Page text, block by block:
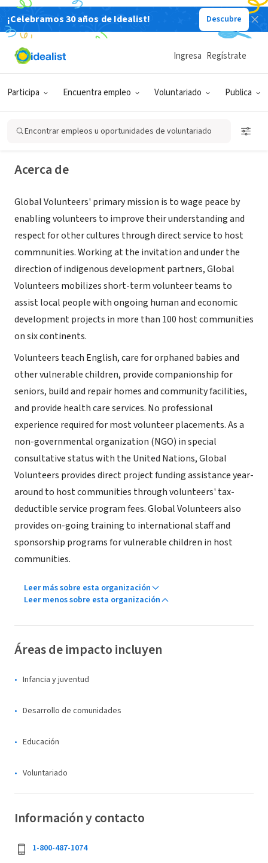
¡Celebramos 30 años de Idealist! Descubre
Participa Encuentra empleo Voluntariado Publica
Ingresa Regístrate
Encontrar empleos u oportunidades de voluntariado
Global Volunteers
St. Paul, MN www.globalvolunteers.org
Acerca de
Global Volunteers' primary mission is to wage peace by
enabling volunteers to improve their understanding and
respect for other cultures through direct service to host
commnunities. Working at the invitation and under the
direction of indigenous development partners, Global
Volunteers mobilizes short-term volunteer teams to
assist local people with ongoing human and economic
development projects in more than 100 host communities
on six continents.
Volunteers teach English, care for orphaned babies and
other vulnerable children, provide companionship for
seniors, build and repair homes and community facilities,
and provide health care services. No professional
experience required for most volunteer placements. As a
non-governmental organization (NGO) in special
consultative status with the United Nations, Global
Volunteers provides direct project funding assistance year-
around to host communities through volunteers' tax-
deductible service program fees. Global Volunteers also
provides on-going training to international staff and
sponsorship programs for vulnerable children in host
communities.
Leer más sobre esta organización
Leer menos sobre esta organización
Áreas de impacto incluyen
Infancia y juventud
Desarrollo de comunidades
Educación
Voluntariado
Información y contacto
1-800-487-1074